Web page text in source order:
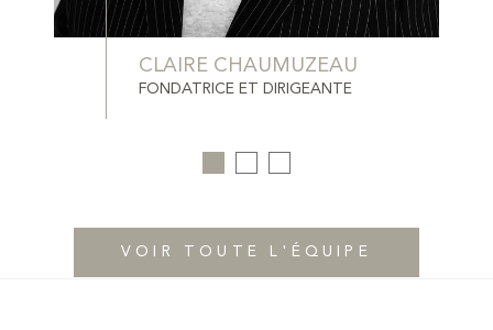
CLAIRE CHAUMUZEAU
FONDATRICE ET DIRIGEANTE
VOIR TOUTE L'ÉQUIPE